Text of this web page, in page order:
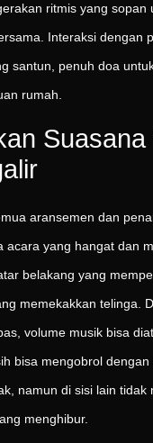
ritmis yang sopan
Interaksi dengan
santun, penuh doa
rumah.
aransemen dan
acara yang hangat dan
belakang yang
memekakkan telinga.
volume musik bisa
bisa mengobrol dengan
namun di sisi lain tidak
menghibur.